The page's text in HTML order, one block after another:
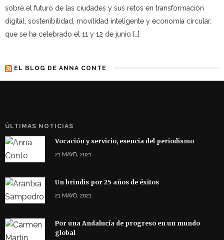
sobre el futuro de las ciudades y sus retos en transformación
digital, sostenibilidad, movilidad inteligente y economía circular,
que se ha celebrado el 11 y 12 de junio […]
EL BLOG DE ANNA CONTE
ÚLTIMAS NOTICIAS
Vocación y servicio, esencia del periodismo
21 MAYO, 2021
Un brindis por 25 años de éxitos
21 MAYO, 2021
Por una Andalucía de progreso en un mundo
global